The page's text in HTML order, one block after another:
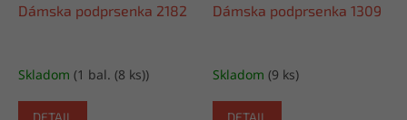
Dámska podprsenka 2182
Skladom (1 bal. (8 ks))
DETAIL
Dámska podprsenka 1309
Skladom (9 ks)
DETAIL